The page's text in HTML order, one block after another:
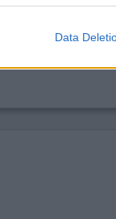
Data
moeder veel pijn